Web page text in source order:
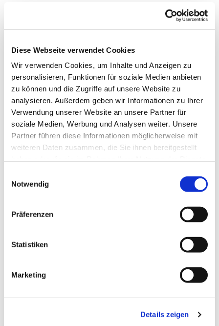
Diese Webseite verwendet Cookies
Wir verwenden Cookies, um Inhalte und Anzeigen zu
personalisieren, Funktionen für soziale Medien anbieten
zu können und die Zugriffe auf unsere Website zu
analysieren. Außerdem geben wir Informationen zu Ihrer
Verwendung unserer Website an unsere Partner für
soziale Medien, Werbung und Analysen weiter. Unsere
Partner führen diese Informationen möglicherweise mit
weiteren Daten zusammen, die Sie ihnen bereitgestellt
Notwendig
Präferenzen
Statistiken
Marketing
Details zeigen
Dies könnte Sie auch